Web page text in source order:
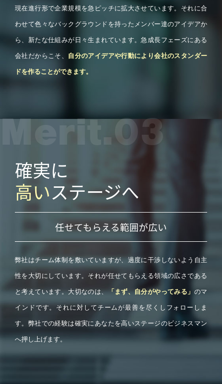
現在進行形で企業規模を急ピッチに拡大させています。それに合
わせて色々なバックグラウンドを持ったメンバー達のアイデアか
ら、新たな仕組みが日々生まれています。急成長フェーズにある
会社だからこそ、 自分のアイデアや行動により会社のスタンダー
ドを作ることができます。
Merit.03
確実に
高いステージへ
任せてもらえる範囲が広い
弊社はチーム体制を敷いていますが、過度に干渉しないよう自主
性を大切にしています。それが任せてもらえる領域の広さである
と考えています。大切なのは、「まず、自分がやってみる」 のマ
インドです。それに対してチームが最善を尽くしフォローしま
す。弊社での経験は確実にあなたを高いステージのビジネスマン
へ押し上げます。